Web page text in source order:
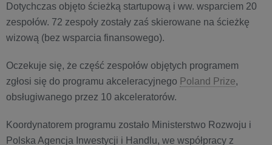
Dotychczas objęto ścieżką startupową i ww. wsparciem 20
zespołów. 72 zespoły zostały zaś skierowane na ścieżkę
wizową (bez wsparcia finansowego).
Oczekuje się, że część zespołów objętych programem
zgłosi się do programu akceleracyjnego Poland Prize,
obsługiwanego przez 10 akceleratorów.
Koordynatorem programu zostało Ministerstwo Rozwoju i
Polska Agencja Inwestycji i Handlu, we współpracy z